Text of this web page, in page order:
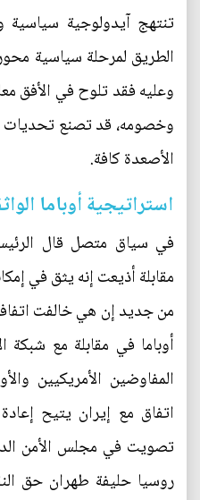
تنتهج آيدولوجية سياسية
الطريق لمرحلة سياسية
وعليه فقد تلوح في الأفق
وخصومه، قد تصنع تحديات
الأصعدة كافة.
استراتيجية أوباما
في سياق متصل قال
مقابلة أذيعت إنه يثق في
من جديد إن هي خالفت
أوباما في مقابلة مع شبكة
المفاوضين الأمريكيين
اتفاق مع إيران يتيح
تصويت في مجلس الأمن
روسيا حليفة طهران حق